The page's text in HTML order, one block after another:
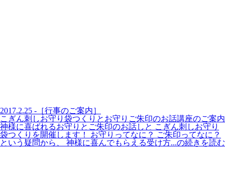
2017.2.25 -［行事のご案内］
こぎん刺しお守り袋つくりとお守りご朱印のお話講座のご案内
神様に喜ばれるお守りとご朱印のお話しと こぎん刺しお守り
袋つくりを開催します！ お守りってなに？ ご朱印ってなに？
という疑問から、 神様に喜んでもらえる受け方...の続きを読む